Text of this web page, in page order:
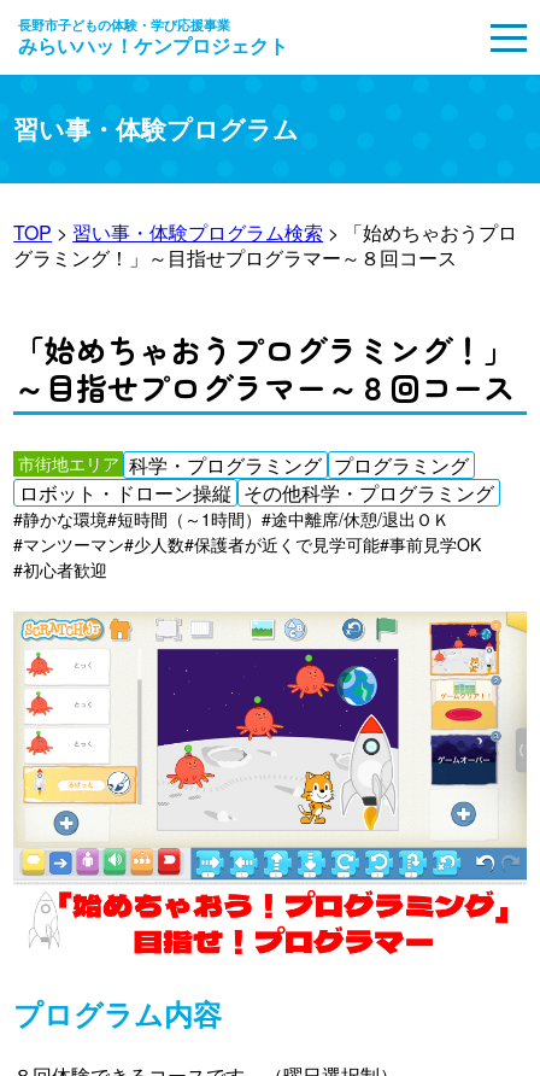
長野市子どもの体験・学び応援事業
みらいハッ！ケンプロジェクト
習い事・体験プログラム
TOP > 習い事・体験プログラム検索 > 「始めちゃおうプロ
グラミング！」～目指せプログラマー～８回コース
「始めちゃおうプログラミング！」
～目指せプログラマー～８回コース
市街地エリア 科学・プログラミング プログラミング
ロボット・ドローン操縦 その他科学・プログラミング
#静かな環境#短時間（～1時間）#途中離席/休憩/退出ＯＫ
#マンツーマン#少人数#保護者が近くで見学可能#事前見学OK
#初心者歓迎
プログラム内容